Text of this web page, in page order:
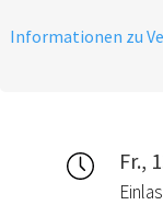
Informationen zu
Fr.,